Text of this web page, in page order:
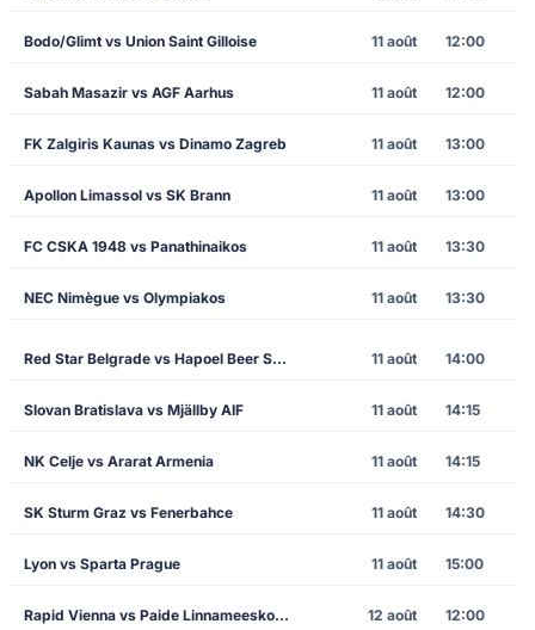
Bodo/Glimt vs Union Saint Gilloise 11 août 12:00
Sabah Masazir vs AGF Aarhus 11 août 12:00
FK Zalgiris Kaunas vs Dinamo Zagreb 11 août 13:00
Apollon Limassol vs SK Brann 11 août 13:00
FC CSKA 1948 vs Panathinaikos 11 août 13:30
NEC Nimègue vs Olympiakos 11 août 13:30
Red Star Belgrade vs Hapoel Beer Sheva 11 août 14:00
Slovan Bratislava vs Mjällby AIF 11 août 14:15
NK Celje vs Ararat Armenia 11 août 14:15
SK Sturm Graz vs Fenerbahce 11 août 14:30
Lyon vs Sparta Prague 11 août 15:00
Rapid Vienna vs Paide Linnameeskond 12 août 12:00